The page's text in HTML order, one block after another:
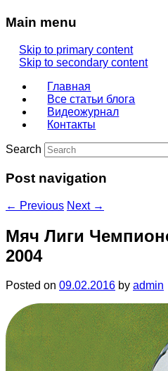
Main menu
Skip to primary content
Skip to secondary content
Главная
Все статьи блога
Видеожурнал
Контакты
Search
Post navigation
← Previous Next →
Мяч Лиги
2004
Posted on 09.02.2016 by admin